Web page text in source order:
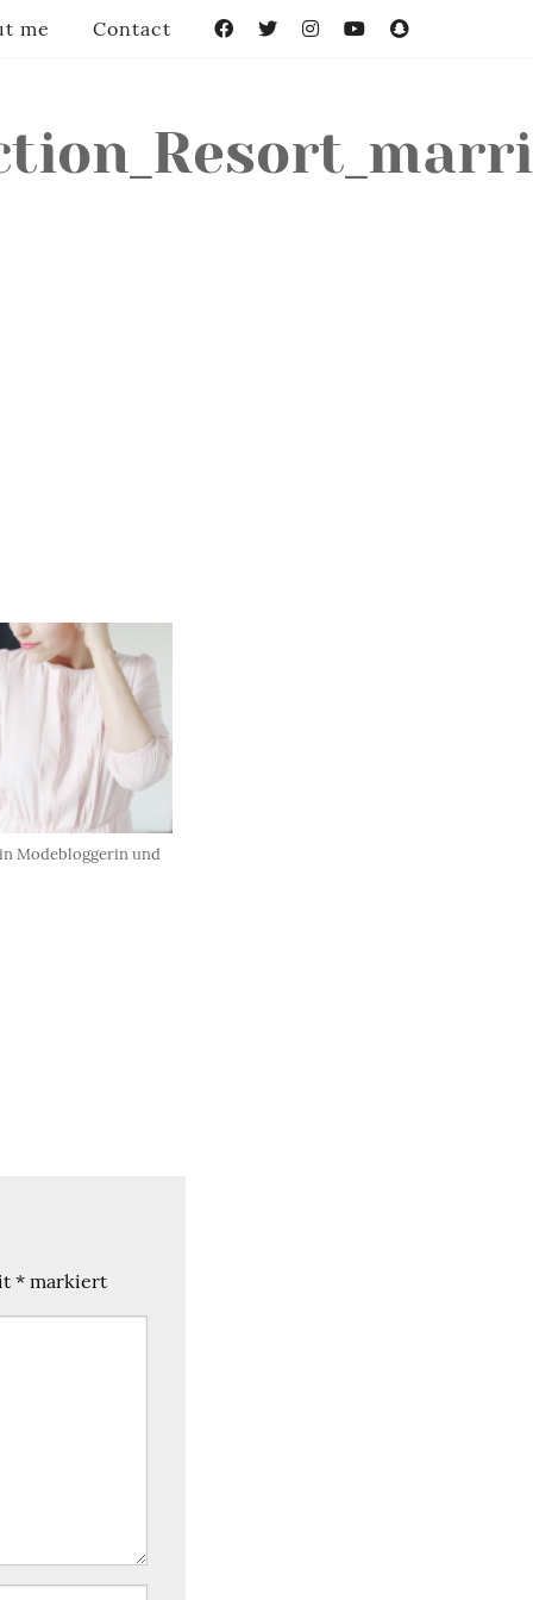
Modebloggerin und
* markiert
me Contact FacebookTwitterInstagramYouTube